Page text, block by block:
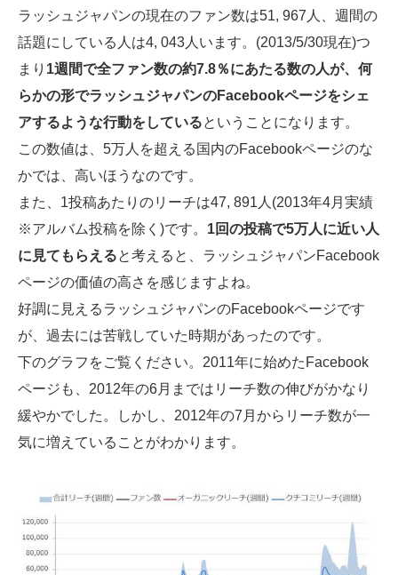
ラッシュジャパンの現在のファン数は51, 967人、週間の
話題にしている人は4, 043人います。(2013/5/30現在)つ
まり 1週間で全ファン数の約7.8％にあたる数の人が、何
らかの形でラッシュジャパンのFacebookページをシェ
アするような行動をしているということになります。
この数値は、5万人を超える国内のFacebookページのな
かでは、高いほうなのです。
また、1投稿あたりのリーチは47, 891人(2013年4月実績
※アルバム投稿を除く)です。 1回の投稿で5万人に近い人
に見てもらえると考えると、ラッシュジャパンFacebook
ページの価値の高さを感じますよね。
好調に見えるラッシュジャパンのFacebookページです
が、過去には苦戦していた時期があったのです。
下のグラフをご覧ください。2011年に始めたFacebook
ページも、2012年の6月まではリーチ数の伸びがかなり
緩やかでした。しかし、2012年の7月からリーチ数が一
気に増えていることがわかります。